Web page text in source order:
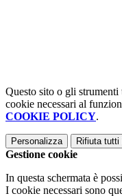
Questo sito o gli
cookie necessari al
COOKIE POLICY.
Personalizza Rifiuta tutti
Gestione cookie
In questa schermata è
I cookie necessari sono